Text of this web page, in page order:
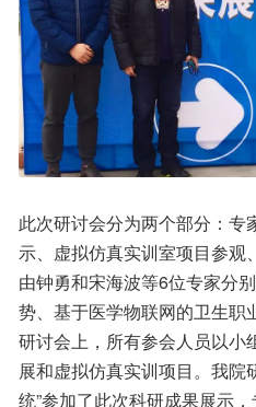
此次研讨会分为两个部分：专
示、虚拟仿真实训室项目参观
由钟勇和宋海波等6位专家分
势、基于医学物联网的卫生职
研讨会上，所有参会人员以小
展和虚拟仿真实训项目。我院
统”参加了此次科研成果展示